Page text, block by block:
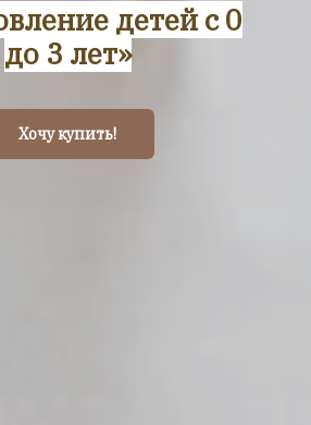
детей с 0
до 3 лет»
Хочу купить!